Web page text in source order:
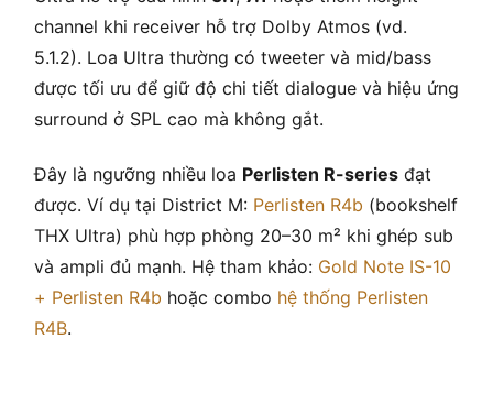
channel khi receiver hỗ trợ Dolby Atmos (vd.
5.1.2). Loa Ultra thường có tweeter và mid/bass
được tối ưu để giữ độ chi tiết dialogue và hiệu ứng
surround ở SPL cao mà không gắt.
Đây là ngưỡng nhiều loa Perlisten R-series đạt
được. Ví dụ tại District M: Perlisten R4b (bookshelf
THX Ultra) phù hợp phòng 20–30 m² khi ghép sub
và ampli đủ mạnh. Hệ tham khảo: Gold Note IS-10
+ Perlisten R4b hoặc combo hệ thống Perlisten
R4B.